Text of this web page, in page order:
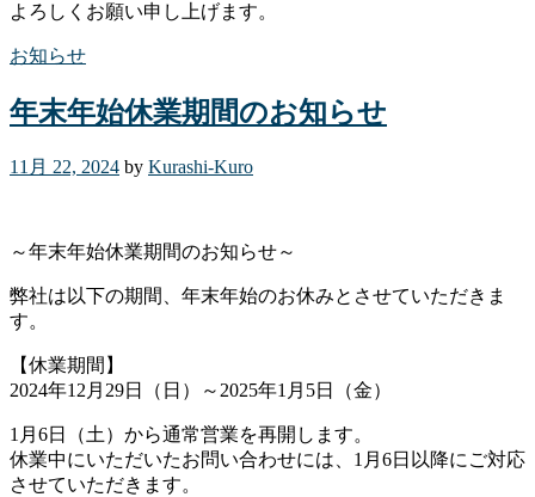
よろしくお願い申し上げます。
お知らせ
年末年始休業期間のお知らせ
11月 22, 2024 by Kurashi-Kuro
～年末年始休業期間のお知らせ～
弊社は以下の期間、年末年始のお休みとさせていただきま
す。
【休業期間】
2024年12月29日（日）～2025年1月5日（金）
1月6日（土）から通常営業を再開します。
休業中にいただいたお問い合わせには、1月6日以降にご対応
させていただきます。